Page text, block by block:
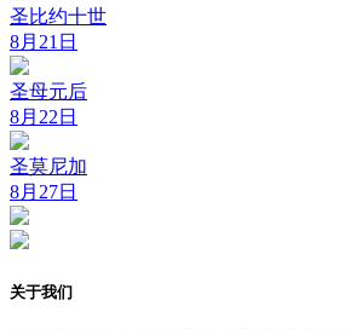
圣比约十世
8月21日
圣母元后
8月22日
圣莫尼加
8月27日
关于我们